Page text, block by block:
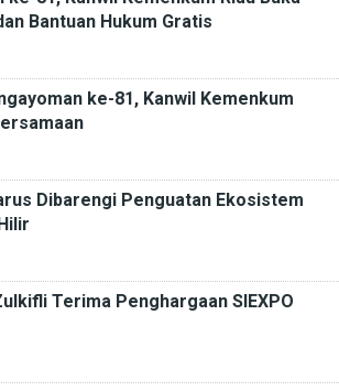
Bantuan Hukum Gratis
ke-81, Kanwil Kemenkum
Dibarengi Penguatan Ekosistem
Terima Penghargaan SIEXPO